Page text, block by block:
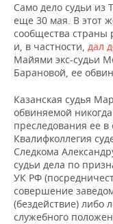
ХОККЕЙ С
ПРОИСШЕСТВИЯ
Само дело судьи из
еще 30 мая. В этот
сообщества
и, в частности, дал
Майями экс-судьи
Барановой, ее
Казанская судья
обвиняемой
преследования ее в
Квалифколлегия
Следкома
судьи дела по
УК РФ
совершение
(бездействие) либо
служебного